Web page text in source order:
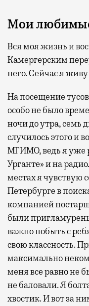
Мои
Вся моя жизнь и
Камергерским
него. Сейчас я
На посещение
особо не было
ночи до утра, семь
случилось этого и
МГИМО, ведь я уже
Урганте» и на
местах я чувствую
Петербурге в
компанией
были
важно побыть с
свою классность.
максимально
меня все равно не
не баловали. Я
хвостик. И вот за